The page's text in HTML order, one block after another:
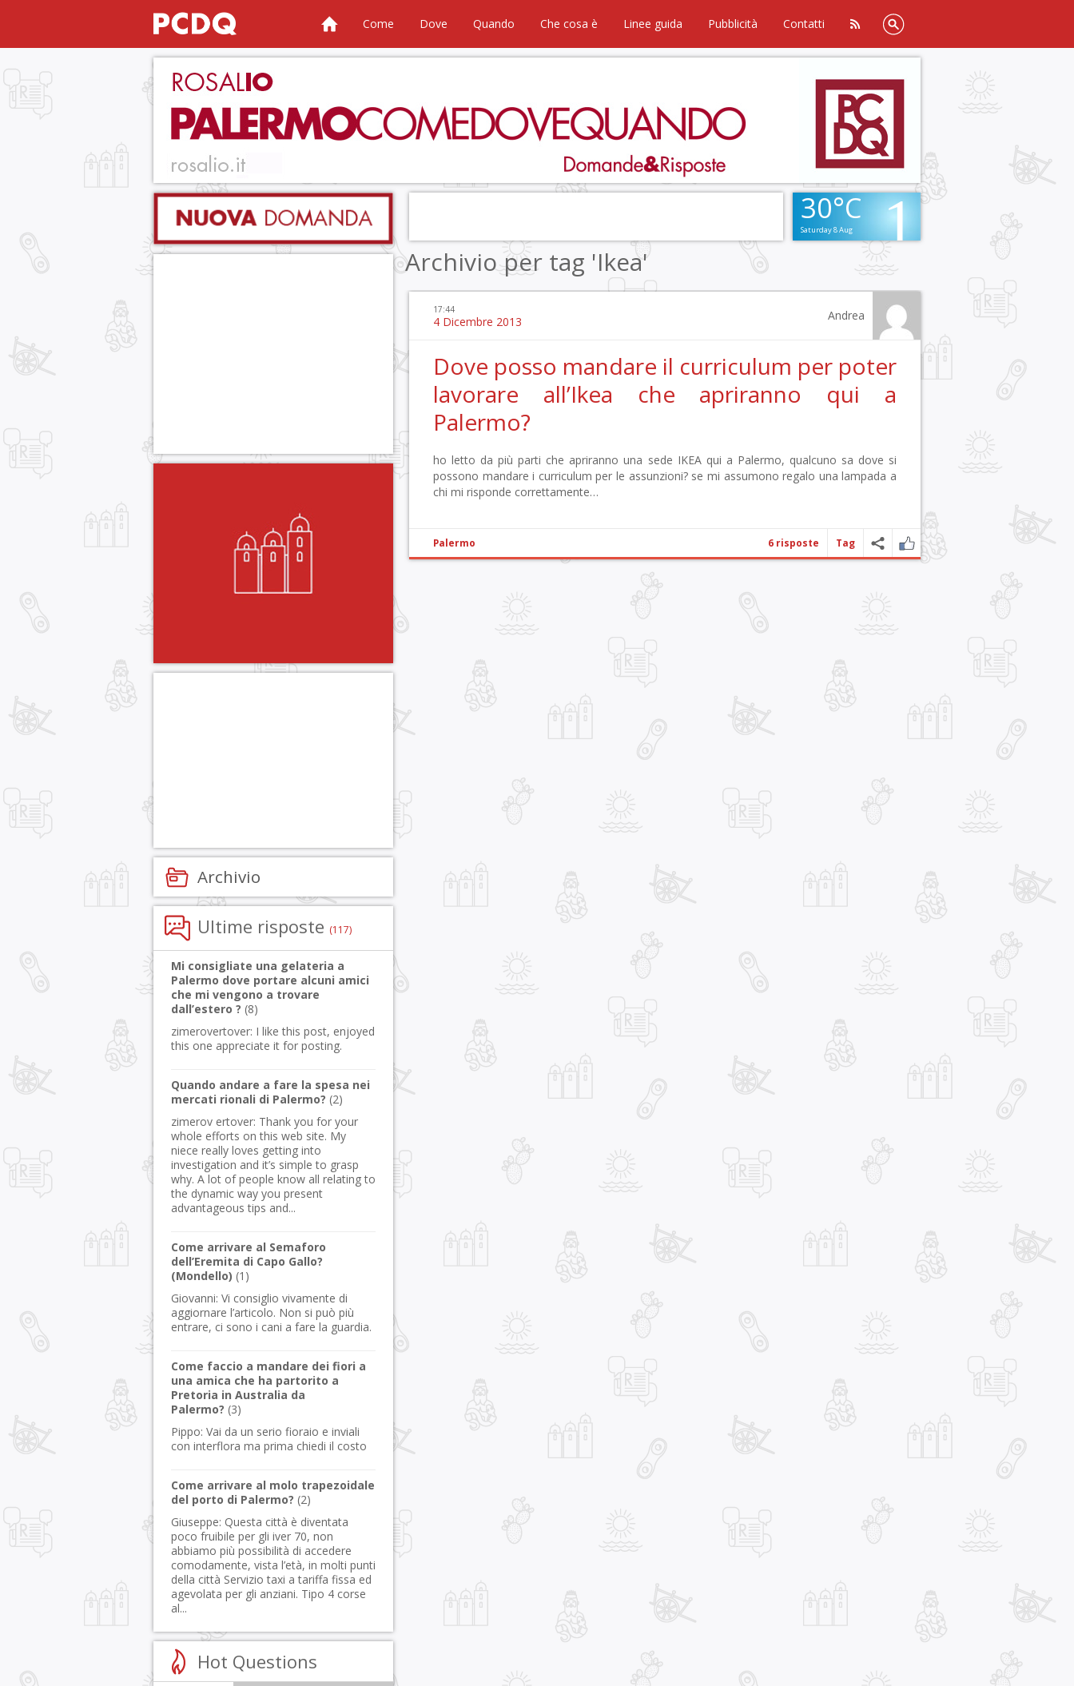
Come Dove Quando Che cosa è Linee guida Pubblicità Contatti
30°C
Saturday 8 Aug
Archivio per tag 'Ikea'
17:44
4 Dicembre 2013 Andrea
Dove posso mandare il curriculum per poter
lavorare all’Ikea che apriranno qui a
Palermo?
ho letto da più parti che apriranno una sede IKEA qui a Palermo, qualcuno sa dove si
possono mandare i curriculum per le assunzioni? se mi assumono regalo una lampada a
chi mi risponde correttamente…
Palermo 6 risposte Tag
Archivio
Ultime risposte (117)
Mi consigliate una gelateria a
Palermo dove portare alcuni amici
che mi vengono a trovare
dall’estero ? (8)
zimerovertover: I like this post, enjoyed
this one appreciate it for posting.
Quando andare a fare la spesa nei
mercati rionali di Palermo? (2)
zimerov ertover: Thank you for your
whole efforts on this web site. My
niece really loves getting into
investigation and it’s simple to grasp
why. A lot of people know all relating to
the dynamic way you present
advantageous tips and...
Come arrivare al Semaforo
dell’Eremita di Capo Gallo?
(Mondello) (1 )
Giovanni: Vi consiglio vivamente di
aggiornare l’articolo. Non si può più
entrare, ci sono i cani a fare la guardia.
Come faccio a mandare dei fiori a
una amica che ha partorito a
Pretoria in Australia da
Palermo? (3)
Pippo: Vai da un serio fioraio e inviali
con interflora ma prima chiedi il costo
Come arrivare al molo trapezoidale
del porto di Palermo? (2)
Giuseppe: Questa città è diventata
poco fruibile per gli iver 70, non
abbiamo più possibilità di accedere
comodamente, vista l’età, in molti punti
della città Servizio taxi a tariffa fissa ed
agevolata per gli anziani. Tipo 4 corse
al...
Hot Questions